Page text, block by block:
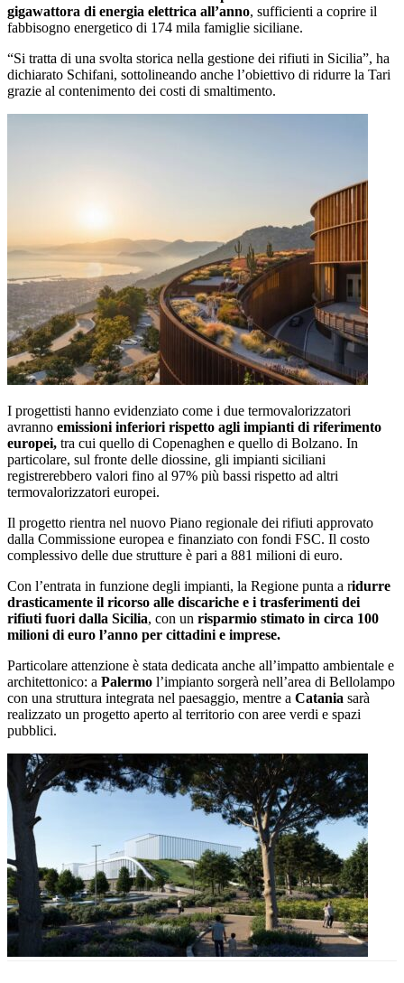
gigawattora di energia elettrica all’anno, sufficienti a coprire il
fabbisogno energetico di 174 mila famiglie siciliane.
“Si tratta di una svolta storica nella gestione dei rifiuti in Sicilia”, ha
dichiarato Schifani, sottolineando anche l’obiettivo di ridurre la Tari
grazie al contenimento dei costi di smaltimento.
I progettisti hanno evidenziato come i due termovalorizzatori
avranno emissioni inferiori rispetto agli impianti di riferimento
europei, tra cui quello di Copenaghen e quello di Bolzano. In
particolare, sul fronte delle diossine, gli impianti siciliani
registrerebbero valori fino al 97% più bassi rispetto ad altri
termovalorizzatori europei.
Il progetto rientra nel nuovo Piano regionale dei rifiuti approvato
dalla Commissione europea e finanziato con fondi FSC. Il costo
complessivo delle due strutture è pari a 881 milioni di euro.
Con l’entrata in funzione degli impianti, la Regione punta a ridurre
drasticamente il ricorso alle discariche e i trasferimenti dei
rifiuti fuori dalla Sicilia, con un risparmio stimato in circa 100
milioni di euro l’anno per cittadini e imprese.
Particolare attenzione è stata dedicata anche all’impatto ambientale e
architettonico: a Palermo l’impianto sorgerà nell’area di Bellolampo
con una struttura integrata nel paesaggio, mentre a Catania sarà
realizzato un progetto aperto al territorio con aree verdi e spazi
pubblici.